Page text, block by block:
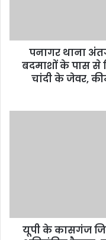
पनागर थाना
बदमाशों के पास से
चांदी के जेवर,
यूपी के कासगंज